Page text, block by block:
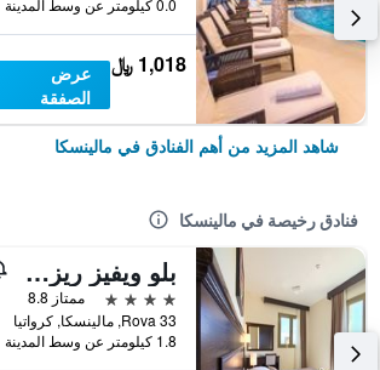
0.0 كيلومتر عن وسط المدينة
1,018 ﷼
عرض
الصفقة
شاهد المزيد من أهم الفنادق في مالينسكا
فنادق رخيصة في مالينسكا
بلو ويفيز ريزورت
4 نجوم
ممتاز 8.8
Rova 33, مالينسكا, كرواتيا
1.8 كيلومتر عن وسط المدينة